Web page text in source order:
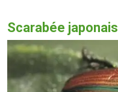
Scarabée japonais